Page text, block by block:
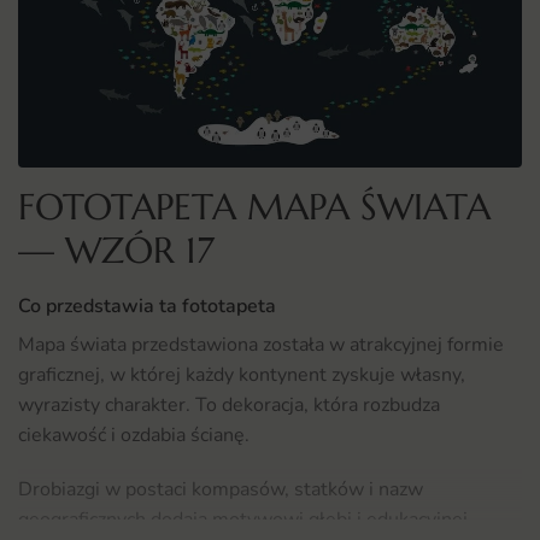
FOTOTAPETA MAPA ŚWIATA
— WZÓR 17
Co przedstawia ta fototapeta
Mapa świata przedstawiona została w atrakcyjnej formie
graficznej, w której każdy kontynent zyskuje własny,
wyrazisty charakter. To dekoracja, która rozbudza
ciekawość i ozdabia ścianę.
Drobiazgi w postaci kompasów, statków i nazw